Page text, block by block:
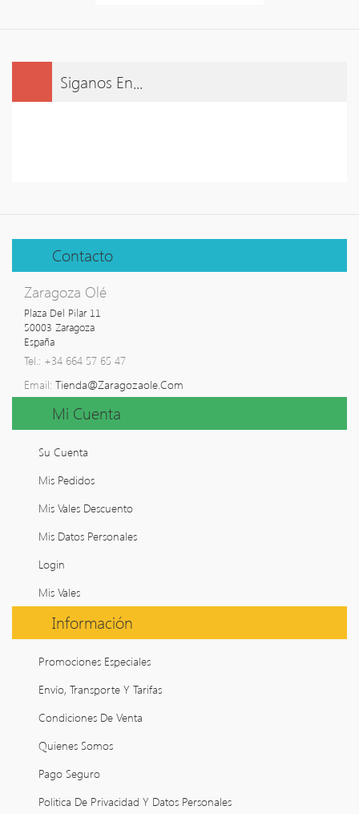
Siganos En...
Contacto
Zaragoza Olé
Plaza Del Pilar 11
50003 Zaragoza
España
Tel.: +34 664 57 65 47
Email: Tienda@zaragozaole.com
Mi Cuenta
Su Cuenta
Mis Pedidos
Mis Vales Descuento
Mis Datos Personales
Login
Mis Vales
Información
Promociones Especiales
Envío, Transporte Y Tarifas
Condiciones De Venta
Quienes Somos
Pago Seguro
Politica De Privacidad Y Datos Personales